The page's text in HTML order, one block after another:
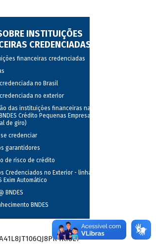
INSTITUIÇÕES
CREDENCIADAS
financeiras credenciadas
no Brasil
no exterior
das instituições financeiras na
Crédito Pequenas Empresas
de giro)
se credenciar
garantidores
de risco de crédito
Credenciados no Exterior - linha
Exim Automático
BNDES
BNDES